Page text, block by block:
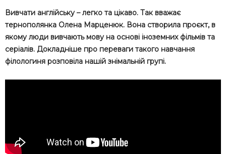
Вивчати англійську – легко та цікаво. Так вважає
тернополянка Олена Марценюк. Вона створила проєкт, в
якому люди вивчають мову на основі іноземних фільмів та
серіалів. Докладніше про переваги такого навчання
філологиня розповіла нашій знімальній групі.